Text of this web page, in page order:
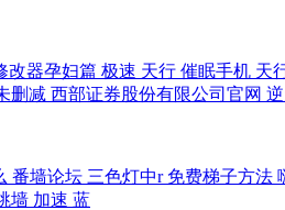
器孕妇篇 极速 天行 催眠手机 天
删减 西部证券股份有限公司官网
墙论坛 三色灯中r 免费梯子方
墙 加速 蓝